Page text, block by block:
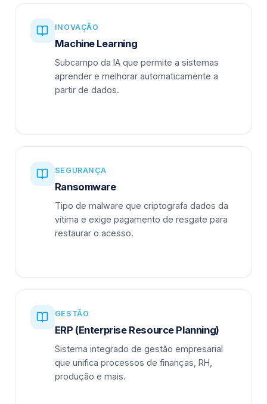
INOVAÇÃO
Machine Learning
Subcampo da IA que permite a sistemas
aprender e melhorar automaticamente a
partir de dados.
SEGURANÇA
Ransomware
Tipo de malware que criptografa dados da
vítima e exige pagamento de resgate para
restaurar o acesso.
GESTÃO
ERP (Enterprise Resource Planning)
Sistema integrado de gestão empresarial
que unifica processos de finanças, RH,
produção e mais.